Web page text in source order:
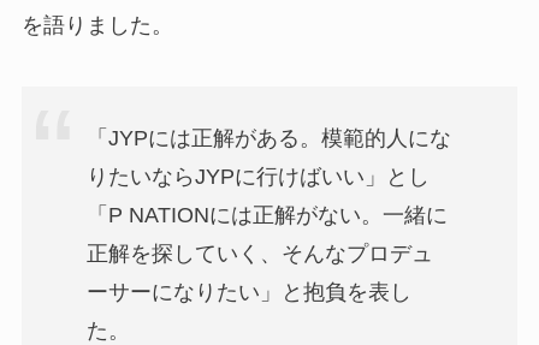
を語りました。
「JYPには正解がある。模範的人にな
りたいならJYPに行けばいい」とし
「P NATIONには正解がない。一緒に
正解を探していく、そんなプロデュ
ーサーになりたい」と抱負を表し
た。